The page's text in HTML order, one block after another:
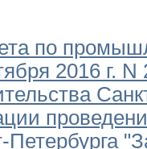
по
2016 г.